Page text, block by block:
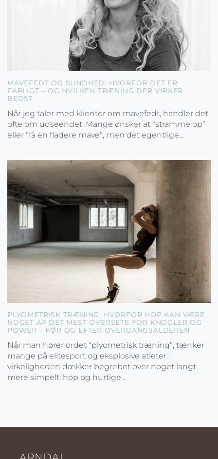
MAVEFEDT OG SUNDHED: HVORFOR DET ER
FARLIGT – OG HVILKEN TRÆNING DER VIRKER
BEDST
Når jeg taler med klienter om mavefedt, handler det
ofte om udseendet. Mange ønsker at “stramme op”
eller “få en fladere mave”, men det egentlige...
PLYOMETRISK TRÆNING: HVORFOR HOP KAN VÆRE
NOGET AF DET MEST OVERSETE FOR KNOGLER OG
POWER – FØR OG EFTER OVERGANGSALDEREN
Når man hører ordet “plyometrisk træning”, tænker
mange på elitesport og eksplosive atleter. I
virkeligheden dækker begrebet over noget langt
mere simpelt: hop og hurtige...